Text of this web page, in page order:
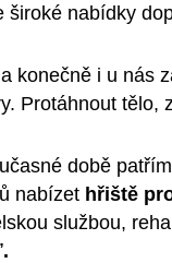
široké nabídky
konečně i u nás
Protáhnout tělo,
době
nabízet hřiště
službou,